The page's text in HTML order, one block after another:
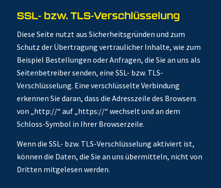
SSL- bzw. TLS-Verschlüsselung
Diese Seite nutzt aus Sicherheitsgründen und zum
Schutz der Übertragung vertraulicher Inhalte, wie zum
Beispiel Bestellungen oder Anfragen, die Sie an uns als
Seitenbetreiber senden, eine SSL- bzw. TLS-
Verschlüsselung. Eine verschlüsselte Verbindung
erkennen Sie daran, dass die Adresszeile des Browsers
von „http://“ auf „https://“ wechselt und an dem
Schloss-Symbol in Ihrer Browserzeile.
Wenn die SSL- bzw. TLS-Verschlüsselung aktiviert ist,
können die Daten, die Sie an uns übermitteln, nicht von
Dritten mitgelesen werden.